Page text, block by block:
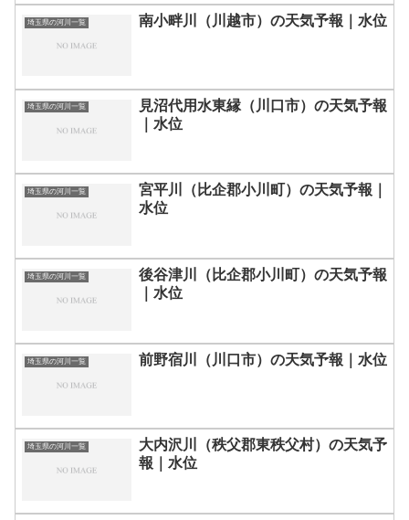
埼玉県の河川一覧 南小畔川（川越市）の天気予報｜水位
埼玉県の河川一覧
見沼代用水東縁（川口市）の天気予報
｜水位
埼玉県の河川一覧
宮平川（比企郡小川町）の天気予報｜
水位
埼玉県の河川一覧
後谷津川（比企郡小川町）の天気予報
｜水位
埼玉県の河川一覧 前野宿川（川口市）の天気予報｜水位
埼玉県の河川一覧
大内沢川（秩父郡東秩父村）の天気予
報｜水位